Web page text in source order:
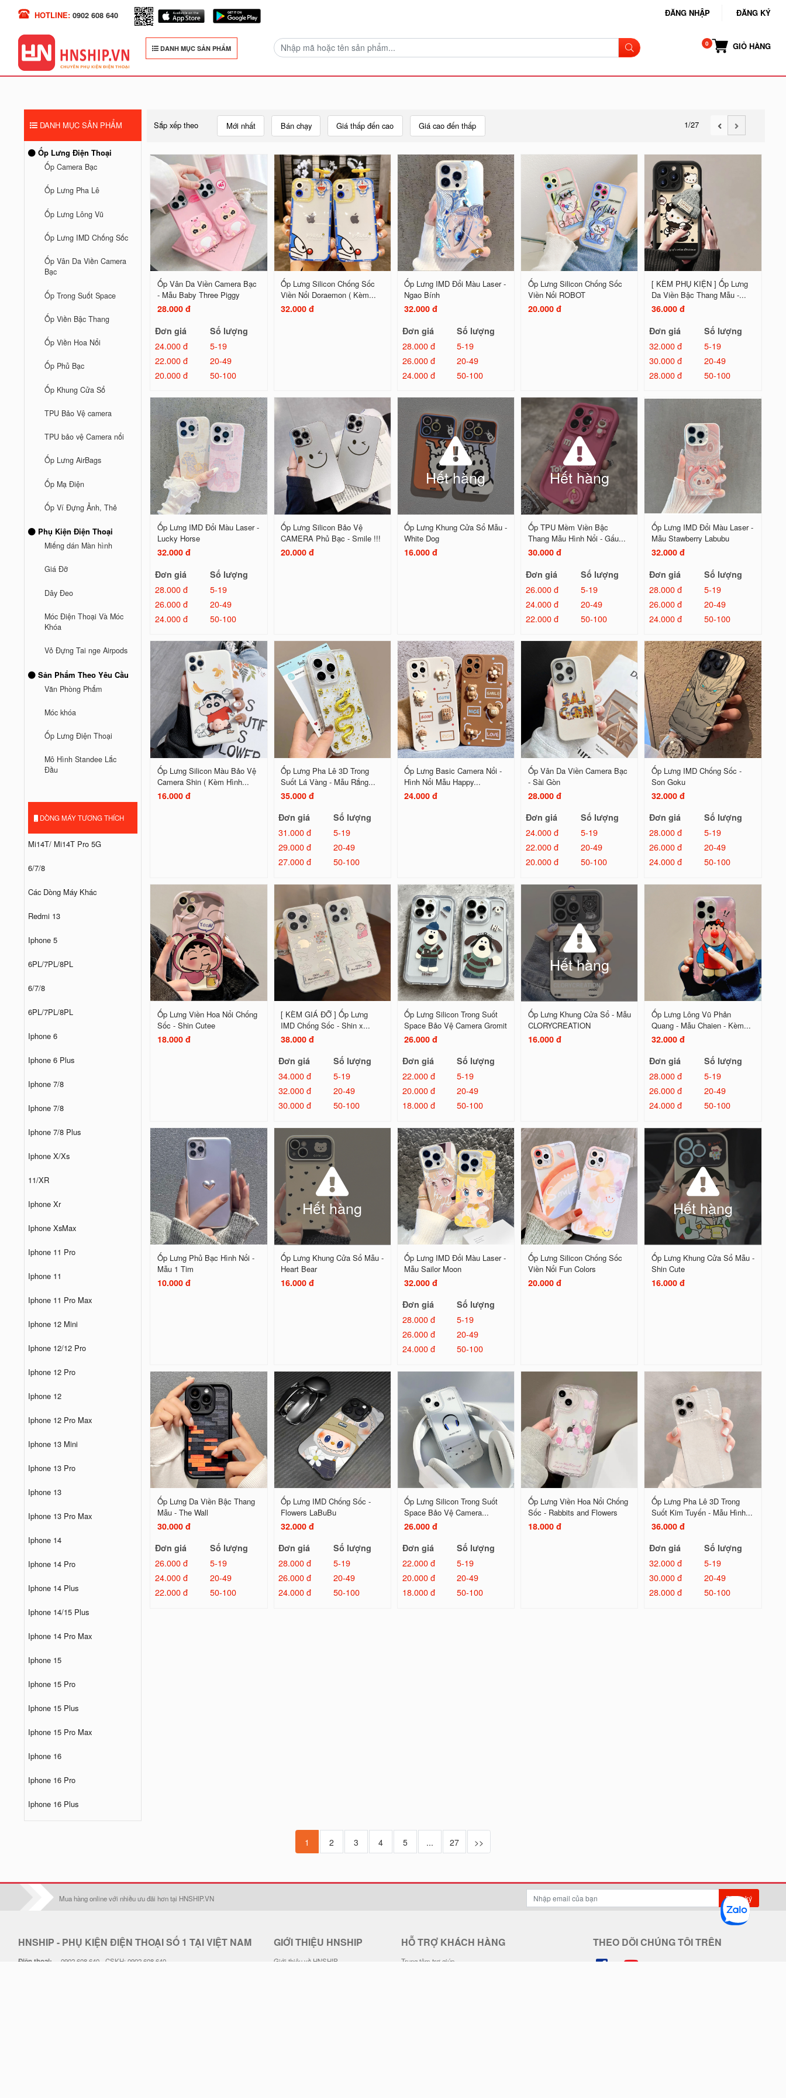
HOTLINE: 0902 608 640 ĐĂNG NHẬP ĐĂNG KÝ
DANH MỤC SẢN PHẨM GIỎ HÀNG
DANH MỤC SẢN PHẨM
Ốp Lưng Điện Thoại
Ốp Camera Bạc
Ốp Lưng Pha Lê
Ốp Lưng Lông Vũ
Ốp Lưng IMD Chống Sốc
Ốp Vân Da Viền Camera
Bạc
Ốp Trong Suốt Space
Ốp Viền Bậc Thang
Ốp Viền Hoa Nổi
Ốp Phủ Bạc
Ốp Khung Cửa Sổ
TPU Bảo Vệ camera
TPU bảo vệ Camera nổi
Ốp Lưng AirBags
Ốp Mạ Điện
Ốp Ví Đựng Ảnh, Thẻ
Phụ Kiện Điện Thoại
Miếng dán Màn hình
Giá Đỡ
Dây Đeo
Móc Điện Thoại Và Móc
Khóa
Vỏ Đựng Tai nge Airpods
Sản Phẩm Theo Yêu Cầu
Văn Phòng Phẩm
Móc khóa
Ốp Lưng Điện Thoại
Mô Hình Standee Lắc
Đầu
DÒNG MÁY TƯƠNG THÍCH
Mi14T/ Mi14T Pro 5G
6/7/8
Các Dòng Máy Khác
Redmi 13
Iphone 5
6PL/7PL/8PL
6/7/8
6PL/7PL/8PL
Iphone 6
Iphone 6 Plus
Iphone 7/8
Iphone 7/8
Iphone 7/8 Plus
Iphone X/Xs
11/XR
Iphone Xr
Iphone XsMax
Iphone 11 Pro
Iphone 11
Iphone 11 Pro Max
Iphone 12 Mini
Iphone 12/12 Pro
Iphone 12 Pro
Iphone 12
Iphone 12 Pro Max
Iphone 13 Mini
Iphone 13 Pro
Iphone 13
Iphone 13 Pro Max
Iphone 14
Iphone 14 Pro
Iphone 14 Plus
Iphone 14/15 Plus
Iphone 14 Pro Max
Iphone 15
Iphone 15 Pro
Iphone 15 Plus
Iphone 15 Pro Max
Iphone 16
Iphone 16 Pro
Iphone 16 Plus
Iphone 17 Air
Oppo F1S/A59
Sắp xếp theo Mới nhất Bán chạy Giá thấp đến cao Giá cao đến thấp 1/27
Ốp Vân Da Viền Camera Bạc
- Mẫu Baby Three Piggy
28.000 đ
Đơn giá
Số lượng
24.000 đ
5-19
22.000 đ
20-49
20.000 đ
50-100
Ốp Lưng Silicon Chống Sốc
Viền Nổi Doraemon ( Kèm...
32.000 đ
Ốp Lưng IMD Đổi Màu Laser -
Ngao Bính
32.000 đ
Đơn giá
Số lượng
28.000 đ
5-19
26.000 đ
20-49
24.000 đ
50-100
Ốp Lưng Silicon Chống Sốc
Viền Nổi ROBOT
20.000 đ
[ KÈM PHỤ KIỆN ] Ốp Lưng
Da Viền Bậc Thang Mẫu -...
36.000 đ
Đơn giá
Số lượng
32.000 đ
5-19
30.000 đ
20-49
28.000 đ
50-100
Ốp Lưng IMD Đổi Màu Laser -
Lucky Horse
32.000 đ
Đơn giá
Số lượng
28.000 đ
5-19
26.000 đ
20-49
24.000 đ
50-100
Ốp Lưng Silicon Bảo Vệ
CAMERA Phủ Bạc - Smile !!!
20.000 đ
Hết hàng
Ốp Lưng Khung Cửa Sổ Mẫu -
White Dog
16.000 đ
Hết hàng
Ốp TPU Mềm Viền Bậc
Thang Mẫu Hình Nổi - Gấu...
30.000 đ
Đơn giá
Số lượng
26.000 đ
5-19
24.000 đ
20-49
22.000 đ
50-100
Ốp Lưng IMD Đổi Màu Laser -
Mẫu Stawberry Labubu
32.000 đ
Đơn giá
Số lượng
28.000 đ
5-19
26.000 đ
20-49
24.000 đ
50-100
Ốp Lưng Silicon Màu Bảo Vệ
Camera Shin ( Kèm Hình...
16.000 đ
Ốp Lưng Pha Lê 3D Trong
Suốt Lá Vàng - Mẫu Rắng...
35.000 đ
Đơn giá
Số lượng
31.000 đ
5-19
29.000 đ
20-49
27.000 đ
50-100
Ốp Lưng Basic Camera Nổi -
Hình Nổi Mẫu Happy...
24.000 đ
Ốp Vân Da Viền Camera Bạc
- Sài Gòn
28.000 đ
Đơn giá
Số lượng
24.000 đ
5-19
22.000 đ
20-49
20.000 đ
50-100
Ốp Lưng IMD Chống Sốc -
Son Goku
32.000 đ
Đơn giá
Số lượng
28.000 đ
5-19
26.000 đ
20-49
24.000 đ
50-100
Ốp Lưng Viền Hoa Nổi Chống
Sốc - Shin Cutee
18.000 đ
[ KÈM GIÁ ĐỠ ] Ốp Lưng
IMD Chống Sốc - Shin x...
38.000 đ
Đơn giá
Số lượng
34.000 đ
5-19
32.000 đ
20-49
30.000 đ
50-100
Ốp Lưng Silicon Trong Suốt
Space Bảo Vệ Camera Gromit
26.000 đ
Đơn giá
Số lượng
22.000 đ
5-19
20.000 đ
20-49
18.000 đ
50-100
Hết hàng
Ốp Lưng Khung Cửa Sổ - Mẫu
CLORYCREATION
16.000 đ
Ốp Lưng Lông Vũ Phản
Quang - Mẫu Chaien - Kèm...
32.000 đ
Đơn giá
Số lượng
28.000 đ
5-19
26.000 đ
20-49
24.000 đ
50-100
Ốp Lưng Phủ Bạc Hình Nổi -
Mẫu 1 Tim
10.000 đ
Hết hàng
Ốp Lưng Khung Cửa Sổ Mẫu -
Heart Bear
16.000 đ
Ốp Lưng IMD Đổi Màu Laser -
Mẫu Sailor Moon
32.000 đ
Đơn giá
Số lượng
28.000 đ
5-19
26.000 đ
20-49
24.000 đ
50-100
Ốp Lưng Silicon Chống Sốc
Viền Nổi Fun Colors
20.000 đ
Hết hàng
Ốp Lưng Khung Cửa Sổ Mẫu -
Shin Cute
16.000 đ
Ốp Lưng Da Viền Bậc Thang
Mẫu - The Wall
30.000 đ
Đơn giá
Số lượng
26.000 đ
5-19
24.000 đ
20-49
22.000 đ
50-100
Ốp Lưng IMD Chống Sốc -
Flowers LaBuBu
32.000 đ
Đơn giá
Số lượng
28.000 đ
5-19
26.000 đ
20-49
24.000 đ
50-100
Ốp Lưng Silicon Trong Suốt
Space Bảo Vệ Camera...
26.000 đ
Đơn giá
Số lượng
22.000 đ
5-19
20.000 đ
20-49
18.000 đ
50-100
Ốp Lưng Viền Hoa Nổi Chống
Sốc - Rabbits and Flowers
18.000 đ
Ốp Lưng Pha Lê 3D Trong
Suốt Kim Tuyến - Mẫu Hình...
36.000 đ
Đơn giá
Số lượng
32.000 đ
5-19
30.000 đ
20-49
28.000 đ
50-100
1 2 3 4 5 ... 27 >>
Mua hàng online với nhiều ưu đãi hơn tại HNSHIP.VN Đăng ký
HNSHIP - PHỤ KIỆN ĐIỆN THOẠI SỐ 1 TẠI VIỆT NAM
Điện thoại: 0902 608 640 - CSKH: 0902 608 640
GIỚI THIỆU HNSHIP
Giới thiệu về HNSHIP
HỖ TRỢ KHÁCH HÀNG
Trung tâm trợ giúp
THEO DÕI CHÚNG TÔI TRÊN